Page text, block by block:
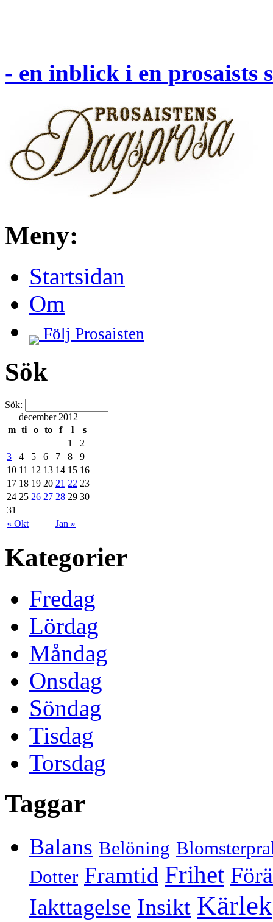
- en inblick i en prosaists
Meny:
Startsidan
Om
Följ Prosaisten
Sök
Sök:
december 2012
m ti o to f l s
« Okt Jan »
1
2
3
4 5 6 7 8
9
10 11 12 13 14 15 16
17 18 19 20 21 22 23
24 25 26 27 28 29 30
31
Kategorier
Fredag
Lördag
Måndag
Onsdag
Söndag
Tisdag
Torsdag
Taggar
Balans Belöning
Dotter Framtid Frihet
Iakttagelse Insikt Kärlek